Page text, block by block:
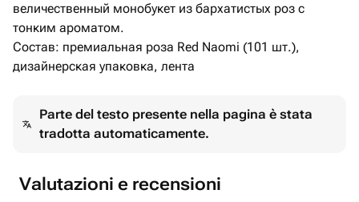
величественный монобукет из бархатистых роз с
тонким ароматом.
Состав: премиальная роза Red Naomi (101 шт.),
дизайнерская упаковка, лента
Parte del testo presente nella pagina è stata
tradotta automaticamente.
Valutazioni e recensioni